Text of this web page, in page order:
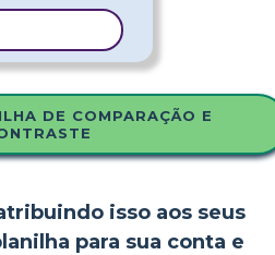
DE COMPARAÇÃO E
isso aos seus
para sua conta e